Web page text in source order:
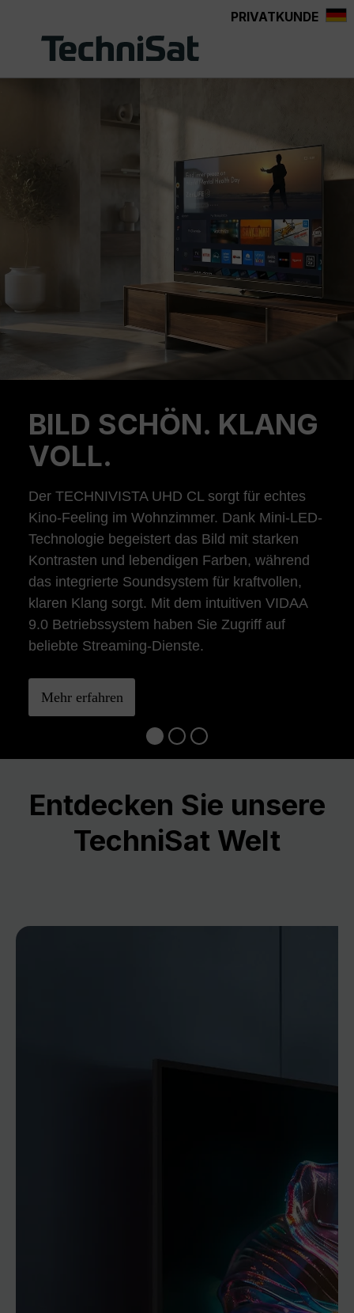
PRIVATKUNDE
BILD SCHÖN. KLANG
VOLL.
Der TECHNIVISTA UHD CL sorgt für echtes
Kino-Feeling im Wohnzimmer. Dank Mini-LED-
Technologie begeistert das Bild mit starken
Kontrasten und lebendigen Farben, während
das integrierte Soundsystem für kraftvollen,
klaren Klang sorgt. Mit dem intuitiven VIDAA
9.0 Betriebssystem haben Sie Zugriff auf
beliebte Streaming-Dienste.
Mehr erfahren
Previous
Entdecken Sie unsere
TechniSat Welt